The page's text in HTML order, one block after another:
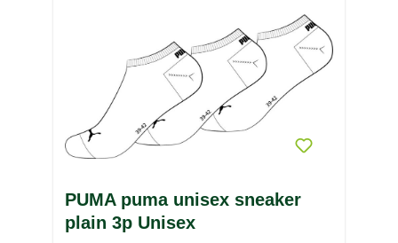
PUMA puma unisex sneaker
plain 3p Unisex